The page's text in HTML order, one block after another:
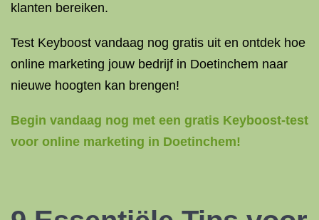
klanten bereiken.
Test Keyboost vandaag nog gratis uit en ontdek hoe
online marketing jouw bedrijf in Doetinchem naar
nieuwe hoogten kan brengen!
Begin vandaag nog met een gratis Keyboost-test
voor online marketing in Doetinchem!